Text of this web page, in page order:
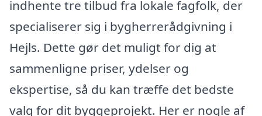
indhente tre tilbud fra lokale fagfolk, der
specialiserer sig i bygherrerådgivning i
Hejls. Dette gør det muligt for dig at
sammenligne priser, ydelser og
ekspertise, så du kan træffe det bedste
valg for dit byggeprojekt. Her er nogle af